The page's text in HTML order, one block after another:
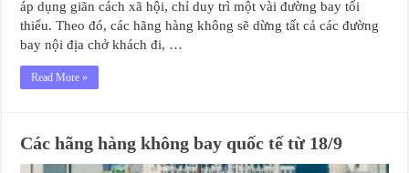
áp dụng giãn cách xã hội, chỉ duy trì một vài đường bay tối
thiểu. Theo đó, các hãng hàng không sẽ dừng tất cả các đường
bay nội địa chở khách đi, …
Read More »
Các hãng hàng không bay quốc tế từ 18/9